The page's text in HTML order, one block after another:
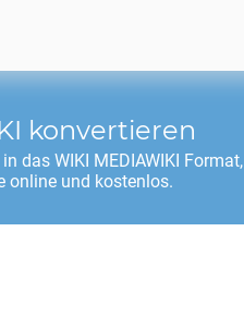
konvertieren
das WIKI MEDIAWIKI Format,
online und kostenlos.